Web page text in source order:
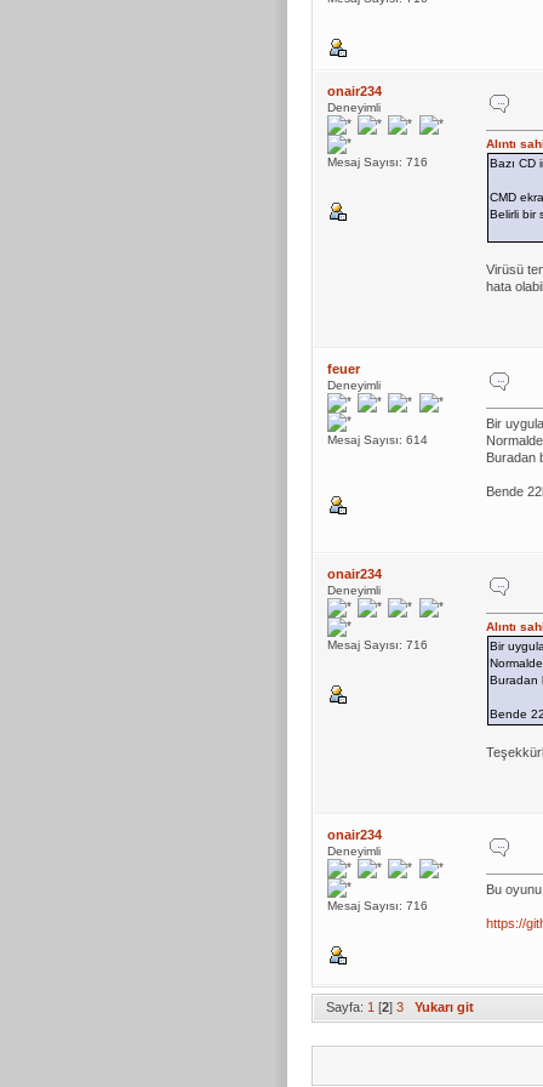
onair234
Deneyimli
Mesaj Sayısı: 716
Alıntı
Bazı CD
CMD
Belirli bir
Virüsü
hata
feuer
Deneyimli
Mesaj Sayısı: 614
Bir
Buradan
Bende
onair234
Deneyimli
Mesaj Sayısı: 716
Alıntı
Bir
Buradan
Bende
onair234
Deneyimli
Mesaj Sayısı: 716
Bu
https://
Sayfa: 1 [2] 3 Yukarı git